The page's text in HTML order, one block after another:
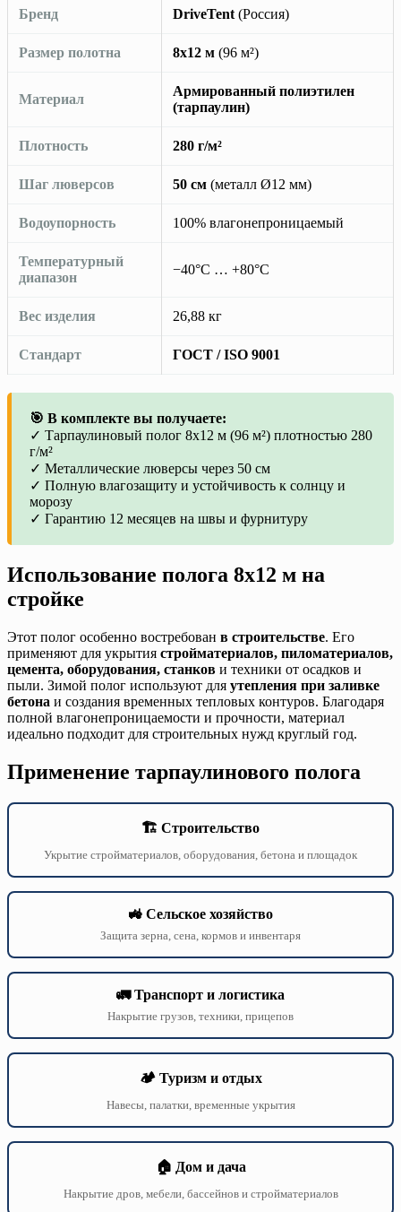
Бренд DriveTent (Россия)
Размер полотна 8х12 м (96 м²)
Материал
Армированный полиэтилен
(тарпаулин)
Плотность 280 г/м²
Шаг люверсов 50 см (металл Ø12 мм)
Водоупорность 100% влагонепроницаемый
Температурный
диапазон
−40°C … +80°C
Вес изделия 26,88 кг
Стандарт ГОСТ / ISO 9001
🎯 В комплекте вы получаете:
✓ Тарпаулиновый полог 8х12 м (96 м²) плотностью 280
г/м²
✓ Металлические люверсы через 50 см
✓ Полную влагозащиту и устойчивость к солнцу и
морозу
✓ Гарантию 12 месяцев на швы и фурнитуру
Использование полога 8х12 м на
стройке
Этот полог особенно востребован в строительстве. Его
применяют для укрытия стройматериалов, пиломатериалов,
цемента, оборудования, станков и техники от осадков и
пыли. Зимой полог используют для утепления при заливке
бетона и создания временных тепловых контуров. Благодаря
полной влагонепроницаемости и прочности, материал
идеально подходит для строительных нужд круглый год.
Применение тарпаулинового полога
🏗️ Строительство
Укрытие стройматериалов, оборудования, бетона и площадок
🚜 Сельское хозяйство
Защита зерна, сена, кормов и инвентаря
🚛 Транспорт и логистика
Накрытие грузов, техники, прицепов
🏕️ Туризм и отдых
Навесы, палатки, временные укрытия
🏠 Дом и дача
Накрытие дров, мебели, бассейнов и стройматериалов